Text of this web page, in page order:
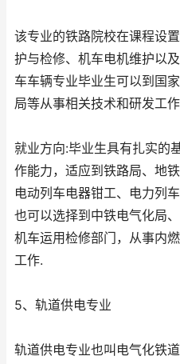
该专业的铁路院校在课程设
护与检修、机车电机维护以
车车辆专业毕业生可以到国
局等从事相关技术和研发工作
就业方向:毕业生具有扎实的
作能力，适应到铁路局、地
电动列车电器钳工、电力列
也可以选择到中铁电气化局
机车运用检修部门，从事内
工作.
5、轨道供电专业
轨道供电专业也叫电气化铁